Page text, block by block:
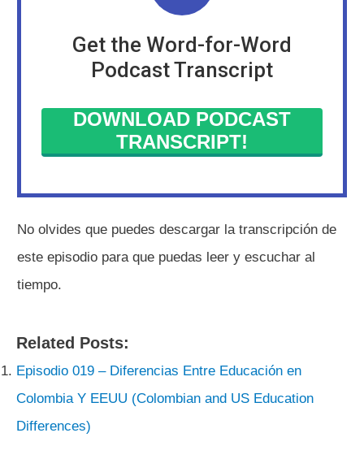
Get the Word-for-Word
Podcast Transcript
DOWNLOAD PODCAST
TRANSCRIPT!
No olvides que puedes descargar la transcripción de
este episodio para que puedas leer y escuchar al
tiempo.
Related Posts:
Episodio 019 – Diferencias Entre Educación en
Colombia Y EEUU (Colombian and US Education
Differences)